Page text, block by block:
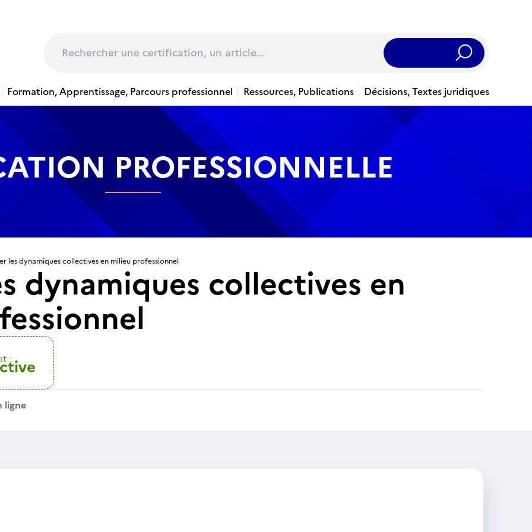
Rechercher
Formation, Apprentissage, Parcours professionnel Ressources, Publications Décisions, Textes juridiques
PROFESSIONNELLE
les dynamiques collectives en milieu professionnel
dynamiques collectives en
:
ligne